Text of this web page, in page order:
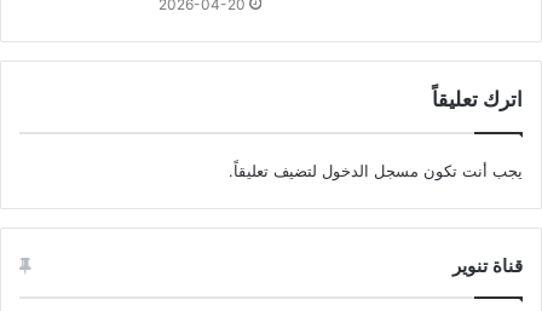
2026-04-20
اترك تعليقاً
يجب أنت تكون مسجل الدخول لتضيف تعليقاً.
قناة تنوير